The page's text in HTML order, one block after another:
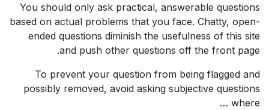
You should only ask practical, answerable questions
based on actual problems that you face. Chatty, open-
ended questions diminish the usefulness of this site
and push other questions off the front page.
To prevent your question from being flagged and
possibly removed, avoid asking subjective questions
where …